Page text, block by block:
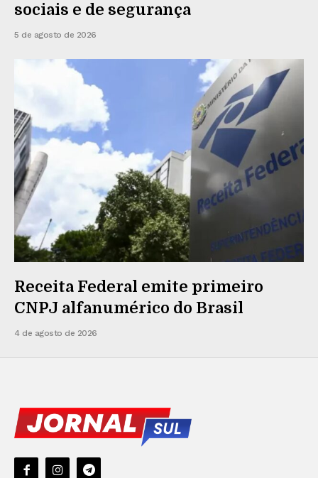
sociais e de segurança
5 de agosto de 2026
Receita Federal emite primeiro
CNPJ alfanumérico do Brasil
4 de agosto de 2026